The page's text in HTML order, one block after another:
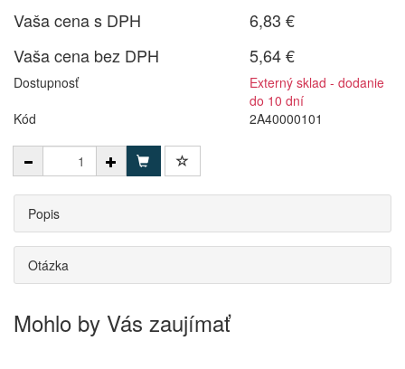
Vaša cena s DPH
6,83 €
Vaša cena bez DPH
5,64 €
Dostupnosť
Externý sklad - dodanie
do 10 dní
Kód
2A40000101
Popis
Otázka
Mohlo by Vás zaujímať